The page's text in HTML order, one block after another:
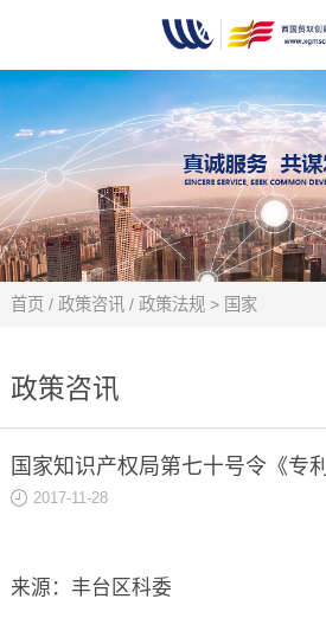
首页 / 政策咨讯 / 政策法规> 国家
政策咨讯
国家知识产权局第七十号令《专
2017-11-28
来源：丰台区科委